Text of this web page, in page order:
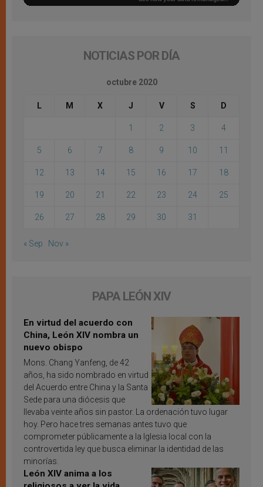
NOTICIAS POR DÍA
octubre 2020
L M X J V S D
1 2 3 4
5 6 7 8 9 10 11
12 13 14 15 16 17 18
19 20 21 22 23 24 25
26 27 28 29 30 31
« Sep Nov »
PAPA LEÓN XIV
En virtud del acuerdo con
China, León XIV nombra un
nuevo obispo
Mons. Chang Yanfeng, de 42
años, ha sido nombrado en virtud
del Acuerdo entre China y la Santa
Sede para una diócesis que
llevaba veinte años sin pastor. La ordenación tuvo lugar
hoy. Pero hace tres semanas antes tuvo que
comprometer públicamente a la Iglesia local con la
controvertida ley que busca eliminar la identidad de las
minorías.
León XIV anima a los